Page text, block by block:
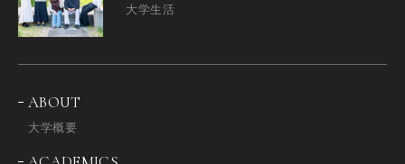
大学生活
ABOUT
大学概要